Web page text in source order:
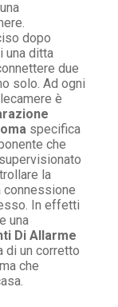
dopo
una ditta
due
solo. Ad ogni
è
specifica
che
la
connessione
In effetti
una
Di Allarme
di un corretto
che